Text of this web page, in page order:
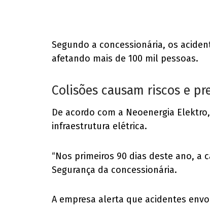
Segundo a concessionária, os
afetando mais de 100 mil pessoas.
Colisões causam riscos e
De acordo com a Neoenergia
infraestrutura elétrica.
“Nos primeiros 90 dias deste ano, a
Segurança da concessionária.
A empresa alerta que acidentes